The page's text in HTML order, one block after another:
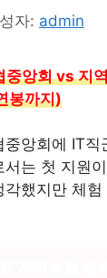
자: admin
앙회 vs 지
봉까지)
중앙회에 IT직
는 첫 지원
했지만 체